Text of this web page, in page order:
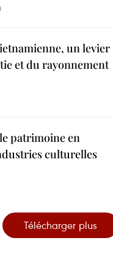
un levier
et du rayonnement
patrimoine en
culturelles
Télécharger plus